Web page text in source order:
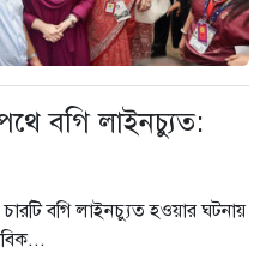
বগি লাইনচ্যুত:
বগি লাইনচ্যুত হওয়ার ঘটনায়